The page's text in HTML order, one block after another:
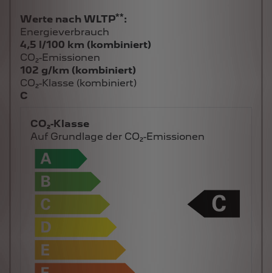
Werte nach WLTP**:
Energieverbrauch
4,5 l/100 km (kombiniert)
CO₂-Emissionen
102 g/km (kombiniert)
CO₂-Klasse (kombiniert)
C
CO₂-Klasse
Auf Grundlage der CO₂-Emissionen